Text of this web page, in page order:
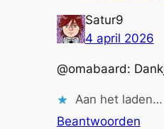
Satur9
4 april 2026
@omabaard:
Aan het laden…
Beantwoorden